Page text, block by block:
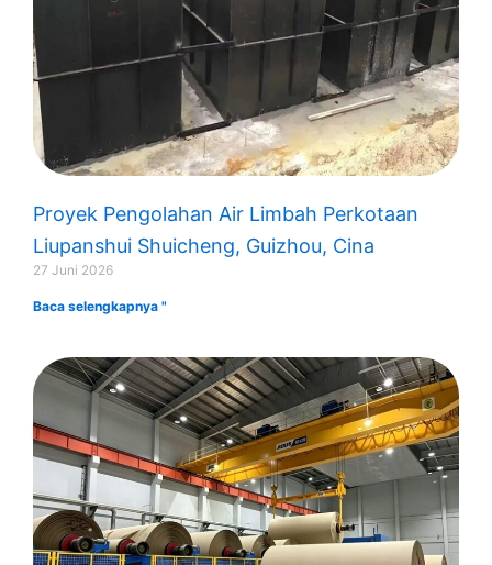
Proyek Pengolahan Air Limbah Perkotaan
Liupanshui Shuicheng, Guizhou, Cina
27 Juni 2026
Baca selengkapnya "